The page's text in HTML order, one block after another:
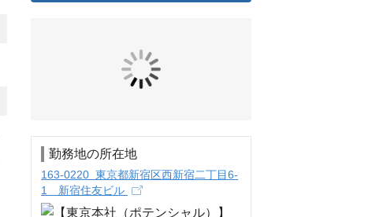
勤務地の所在地
163-0220 東京都新宿区西新宿二丁目6-
1 新宿住友ビル